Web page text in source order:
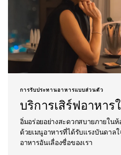
การรับประทานอาหารแบบส่วนตัว
บริการเสิร์ฟอาหาร
อิ่มอร่อยอย่างสะดวกสบายภายใน
ด้วยเมนูอาหารที่ได้รับแรงบันดาล
อาหารอันเลื่องชื่อของเรา